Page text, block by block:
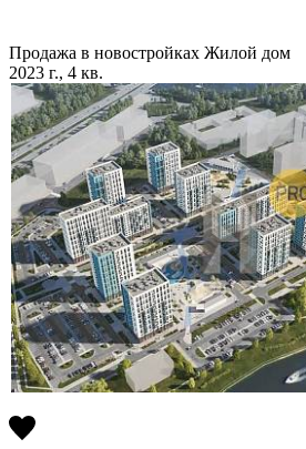
Продажа в новостройках Жилой дом
2023 г., 4 кв.